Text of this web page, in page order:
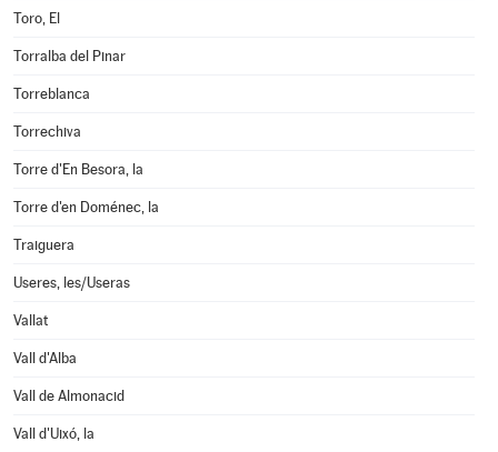
Toro, El
Torralba del Pinar
Torreblanca
Torrechiva
Torre d'En Besora, la
Torre d'en Doménec, la
Traiguera
Useres, les/Useras
Vallat
Vall d'Alba
Vall de Almonacid
Vall d'Uixó, la